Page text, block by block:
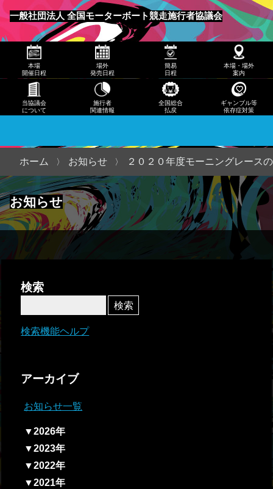
一般社団法人 全国モーターボート競走施行者協議会
メニュー
発売
日程
日程
本
場・
当協
議会
につ
いて
本場
開催日程
場外
発売日程
簡易
日程
本場・場外
案内
当協議会
について
施行者
関連情報
全国総合
払戻
ギャンブル等
依存症対策
お知らせ
ホーム お知らせ ２０２０年度モーニングレース
検索
検索機能ヘルプ
アーカイブ
お知らせ一覧
▼2026年
▼2023年
▼2022年
▼2021年